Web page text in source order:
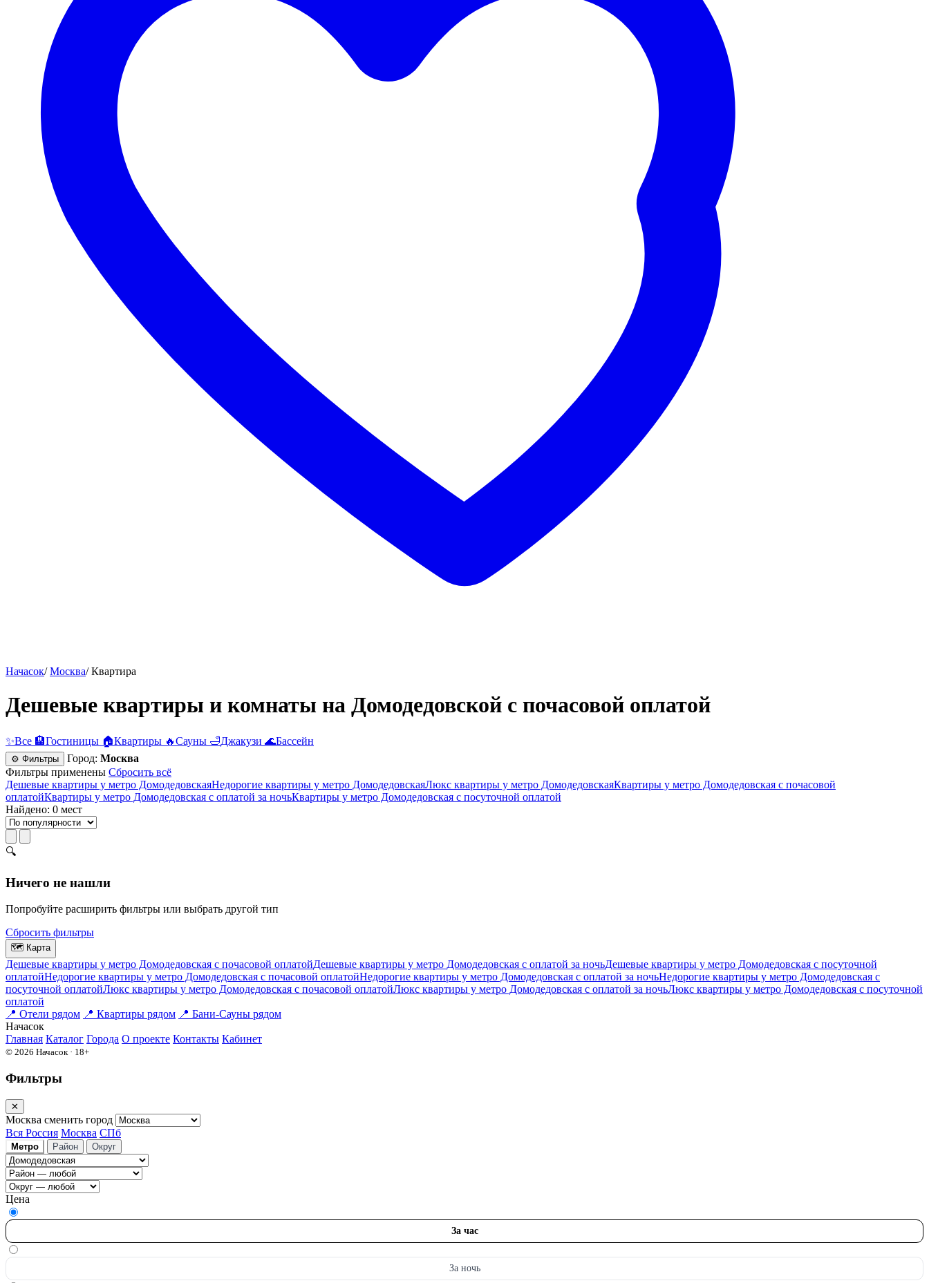
Начасок/ Москва/ Квартира
Дешевые квартиры и комнаты на Домодедовской c почасовой оплатой
✨Все 🏨Гостиницы 🏠Квартиры 🔥Сауны 🛁Джакузи 🌊Бассейн
⚙ Фильтры Город: Москва
Фильтры применены Сбросить всё
Дешевые квартиры у метро ДомодедовскаяНедорогие квартиры у метро ДомодедовскаяЛюкс квартиры у метро ДомодедовскаяКвартиры у метро Домодедовская c почасовой
оплатойКвартиры у метро Домодедовская с оплатой за ночьКвартиры у метро Домодедовская c посуточной оплатой
Найдено: 0 мест
🔍
Ничего не нашли
Попробуйте расширить фильтры или выбрать другой тип
Сбросить фильтры
🗺 Карта
Дешевые квартиры у метро Домодедовская c почасовой оплатойДешевые квартиры у метро Домодедовская с оплатой за ночьДешевые квартиры у метро Домодедовская c посуточной
оплатойНедорогие квартиры у метро Домодедовская c почасовой оплатойНедорогие квартиры у метро Домодедовская с оплатой за ночьНедорогие квартиры у метро Домодедовская c
посуточной оплатойЛюкс квартиры у метро Домодедовская c почасовой оплатойЛюкс квартиры у метро Домодедовская с оплатой за ночьЛюкс квартиры у метро Домодедовская c посуточной
оплатой
📍 Отели рядом 📍 Квартиры рядом 📍 Бани-Сауны рядом
Начасок
Главная Каталог Города О проекте Контакты Кабинет
© 2026 Начасок · 18+
Фильтры
✕
Москва сменить город
Вся Россия Москва СПб
Метро Район Округ
Цена
За час
За ночь